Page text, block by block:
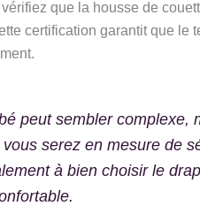
que la housse de
certification garantit que le
peut sembler complexe,
serez en mesure de
à bien choisir le